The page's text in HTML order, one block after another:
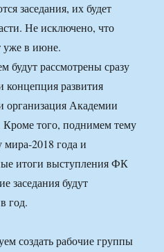
заседания, их будет
Не исключено, что
уже в июне.
будут рассмотрены сразу
концепция развития
организация Академии
Кроме того, поднимем тему
2018 года и
итоги выступления ФК
заседания будут
год.
создать рабочие группы